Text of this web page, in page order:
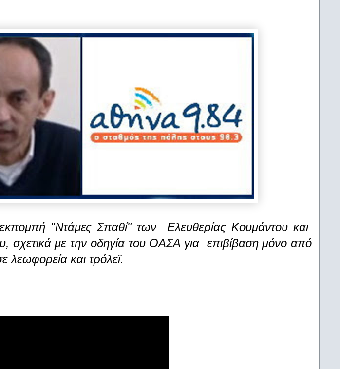
εκπομπή "Ντάμες Σπαθί" των Ελευθερίας Κουμάντου και
σχετικά με την οδηγία του ΟΑΣΑ για επιβίβαση μόνο από
λεωφορεία και τρόλεϊ.